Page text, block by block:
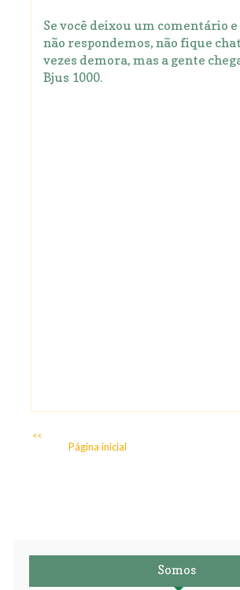
Se você deixou um comentário
não respondemos, não fique
vezes demora, mas a gente
Bjus 1000.
<<
Página inicial
Somos